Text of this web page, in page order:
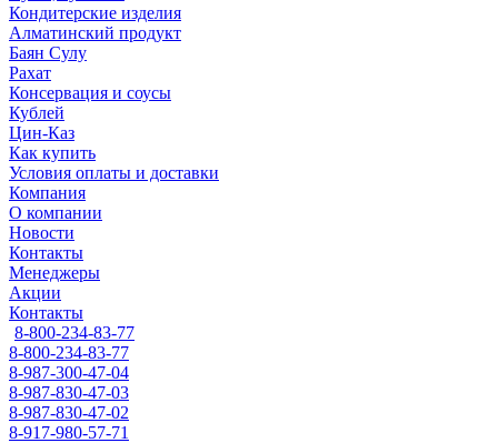
Кондитерские изделия
Алматинский продукт
Баян Сулу
Рахат
Консервация и соусы
Кублей
Цин-Каз
Как купить
Условия оплаты и доставки
Компания
О компании
Новости
Контакты
Менеджеры
Акции
Контакты
8-800-234-83-77
8-800-234-83-77
8-987-300-47-04
8-987-830-47-03
8-987-830-47-02
8-917-980-57-71